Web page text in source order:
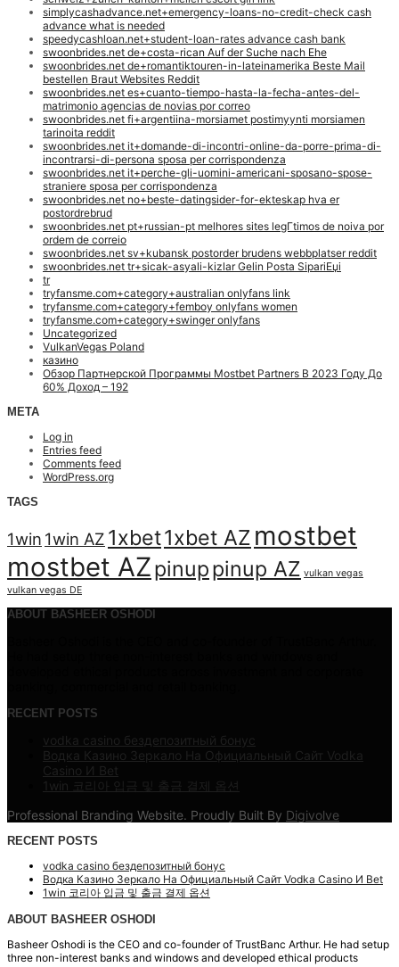
simplycashadvance.net+emergency-loans-no-credit-check cash
advance what is needed
speedycashloan.net+student-loan-rates advance cash bank
swoonbrides.net de+costa-rican Auf der Suche nach Ehe
swoonbrides.net de+romantiktouren-in-lateinamerika Beste Mail
bestellen Braut Websites Reddit
swoonbrides.net es+cuanto-tiempo-hasta-la-fecha-antes-del-
matrimonio agencias de novias por correo
swoonbrides.net fi+argentiina-morsiamet postimyynti morsiamen
tarinoita reddit
swoonbrides.net it+domande-di-incontri-online-da-porre-prima-di-
incontrarsi-di-persona sposa per corrispondenza
swoonbrides.net it+perche-gli-uomini-americani-sposano-spose-
straniere sposa per corrispondenza
swoonbrides.net no+beste-datingsider-for-ekteskap hva er
postordrebrud
swoonbrides.net pt+russian-pt melhores sites legГ­timos de noiva por
ordem de correio
swoonbrides.net sv+kubansk postorder brudens webbplatser reddit
swoonbrides.net tr+sicak-asyali-kizlar Gelin Posta SipariЕџi
tr
tryfansme.com+category+australian onlyfans link
tryfansme.com+category+femboy onlyfans women
tryfansme.com+category+swinger onlyfans
Uncategorized
VulkanVegas Poland
казино
Обзор Партнерской Программы Mostbet Partners В 2023 Году До
60% Доход – 192
META
Log in
Entries feed
Comments feed
WordPress.org
TAGS
1win 1win AZ 1xbet1xbet AZ mostbet
mostbet AZpinuppinup AZ vulkan vegas
vulkan vegas DE
ABOUT BASHEER OSHODI
RECENT POSTS
vodka casino бездепозитный бонус
Водка Казино Зеркало На Официальный Сайт Vodka
Casino И Bet
1win 코리아 입금 및 출금 결제 옵션
Professional Branding Website. Proudly Built By Digivolve
RECENT POSTS
vodka casino бездепозитный бонус
Водка Казино Зеркало На Официальный Сайт Vodka Casino И Bet
1win 코리아 입금 및 출금 결제 옵션
ABOUT BASHEER OSHODI
Basheer Oshodi is the CEO and co-founder of TrustBanc Arthur. He had setup
three non-interest banks and windows and developed ethical products